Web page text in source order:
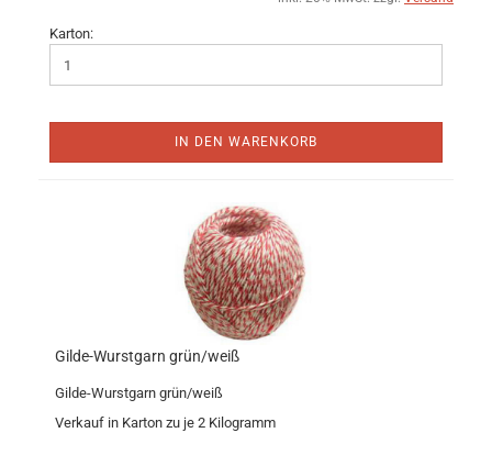
Karton:
IN DEN WARENKORB
Gilde-Wurstgarn grün/weiß
Gilde-Wurstgarn grün/weiß
Verkauf in Karton zu je 2 Kilogramm